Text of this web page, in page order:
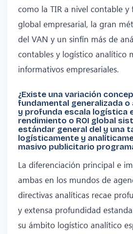
como la TIR a nivel contable y
global empresarial, la gran
del VAN y un sinfín más de
contables y logístico analítico
informativos empresariales.
¿Existe una variación
fundamental generalizada
y profunda escala logística
rendimiento o ROI global
estándar general del y una
logísticamente y
masivo publicitario
La diferenciación principal e
ambas en los mundos de
directivas analíticas recae
y extensa profundidad
su ámbito logístico analítico